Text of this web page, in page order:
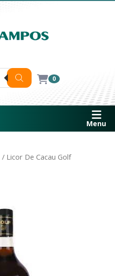
0
Menu
/ Licor De Cacau Golf